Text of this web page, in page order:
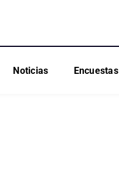
Noticias Encuestas